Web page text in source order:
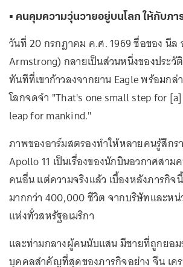
▪️ คนคุมความวุ่นวายอยู่บนโลก ให้กับภ
วันที่ 20 กรกฎาคม ค.ศ. 1969 ชื่อของ นีล
Armstrong) กลายเป็นส่วนหนึ่งของประ
ทันทีที่เขาก้าวลงจากยาน Eagle พร้อมกล่
โลกจดจำ "That's one small step for
leap for mankind."
ภาพของอาร์มสตรองทำให้หลายคนรู้สึกร
Apollo 11 เป็นเรื่องของนักบินอวกาศสา
คนอื่น แต่ความจริงแล้ว เบื้องหลังภารกิจ
มากกว่า 400,000 ชีวิต จากบริษัทและห
แห่งทั่วสหรัฐอเมริกา
และท่ามกลางผู้คนนับแสน มีชายที่ถูกยอม
บุคคลสำคัญที่สุดของภารกิจอย่าง จีน เคร